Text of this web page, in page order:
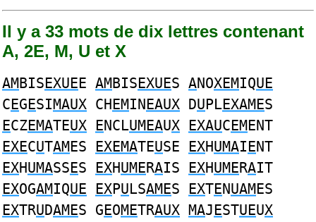
Il y a 33 mots de dix lettres contenant
A, 2E, M, U et X
AMBISEXUEE AMBISEXUES ANOXEMIQUE
CEGESIMAUX CHEMINEAUX DUPLEXAMES
ECZEMATEUX ENCLUMEAUX EXAUCEMENT
EXECUTAMES EXEMATEUSE EXHUMAIENT
EXHUMASSES EXHUMERAIS EXHUMERAIT
EXOGAMIQUE EXPULSAMES EXTENUAMES
EXTRUDAMES GEOMETRAUX MAJESTUEUX